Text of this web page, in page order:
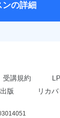
ンの詳細
受講規約 LP
版 リカ